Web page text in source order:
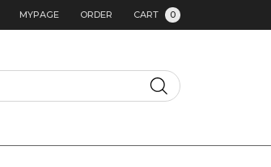
MYPAGE ORDER CART 0